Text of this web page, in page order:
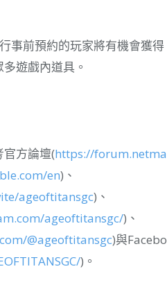
事前預約的玩家將有機會獲
遊戲內道具。
官方論壇(https://
en)、
ageoftitansgc)、
ageoftitansgc/)、
@ageoftitansgc)與
)。